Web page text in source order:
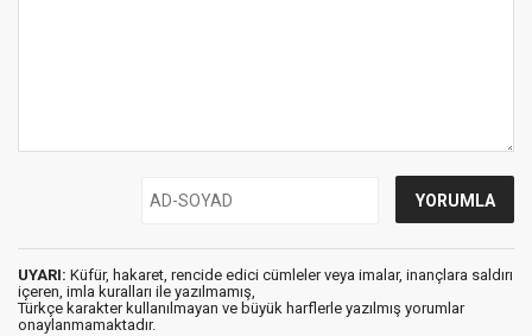
UYARI: Küfür, hakaret, rencide edici cümleler veya imalar, inançlara saldırı
içeren, imla kuralları ile yazılmamış,
Türkçe karakter kullanılmayan ve büyük harflerle yazılmış yorumlar
onaylanmamaktadır.